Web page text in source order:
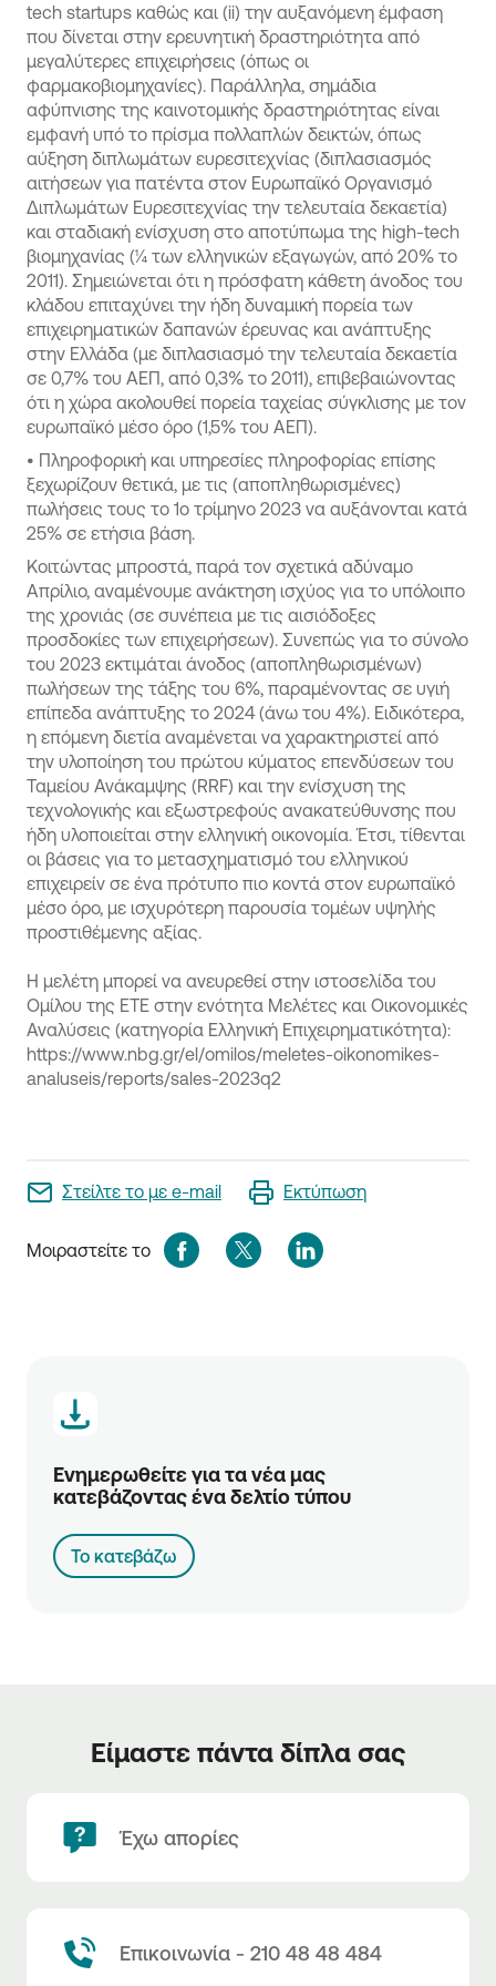
tech startups καθώς και (ii) την αυξανόμενη έμφαση
που δίνεται στην ερευνητική δραστηριότητα από
μεγαλύτερες επιχειρήσεις (όπως οι
φαρμακοβιομηχανίες). Παράλληλα, σημάδια
αφύπνισης της καινοτομικής δραστηριότητας είναι
εμφανή υπό το πρίσμα πολλαπλών δεικτών, όπως
αύξηση διπλωμάτων ευρεσιτεχνίας (διπλασιασμός
αιτήσεων για πατέντα στον Ευρωπαϊκό Οργανισμό
Διπλωμάτων Ευρεσιτεχνίας την τελευταία δεκαετία)
και σταδιακή ενίσχυση στο αποτύπωμα της high-tech
βιομηχανίας (¼ των ελληνικών εξαγωγών, από 20% το
2011). Σημειώνεται ότι η πρόσφατη κάθετη άνοδος του
κλάδου επιταχύνει την ήδη δυναμική πορεία των
επιχειρηματικών δαπανών έρευνας και ανάπτυξης
στην Ελλάδα (με διπλασιασμό την τελευταία δεκαετία
σε 0,7% του ΑΕΠ, από 0,3% το 2011), επιβεβαιώνοντας
ότι η χώρα ακολουθεί πορεία ταχείας σύγκλισης με τον
ευρωπαϊκό μέσο όρο (1,5% του ΑΕΠ).
• Πληροφορική και υπηρεσίες πληροφορίας επίσης
ξεχωρίζουν θετικά, με τις (αποπληθωρισμένες)
πωλήσεις τους το 1ο τρίμηνο 2023 να αυξάνονται κατά
25% σε ετήσια βάση.
Κοιτώντας μπροστά, παρά τον σχετικά αδύναμο
Απρίλιο, αναμένουμε ανάκτηση ισχύος για το υπόλοιπο
της χρονιάς (σε συνέπεια με τις αισιόδοξες
προσδοκίες των επιχειρήσεων). Συνεπώς για το σύνολο
του 2023 εκτιμάται άνοδος (αποπληθωρισμένων)
πωλήσεων της τάξης του 6%, παραμένοντας σε υγιή
επίπεδα ανάπτυξης το 2024 (άνω του 4%). Ειδικότερα,
η επόμενη διετία αναμένεται να χαρακτηριστεί από
την υλοποίηση του πρώτου κύματος επενδύσεων του
Ταμείου Ανάκαμψης (RRF) και την ενίσχυση της
τεχνολογικής και εξωστρεφούς ανακατεύθυνσης που
ήδη υλοποιείται στην ελληνική οικονομία. Έτσι, τίθενται
οι βάσεις για το μετασχηματισμό του ελληνικού
επιχειρείν σε ένα πρότυπο πιο κοντά στον ευρωπαϊκό
μέσο όρο, με ισχυρότερη παρουσία τομέων υψηλής
προστιθέμενης αξίας.
Η μελέτη μπορεί να ανευρεθεί στην ιστοσελίδα του
Ομίλου της ΕΤΕ στην ενότητα Μελέτες και Οικονομικές
Αναλύσεις (κατηγορία Ελληνική Επιχειρηματικότητα):
https://www.nbg.gr/el/omilos/meletes-oikonomikes-
analuseis/reports/sales-2023q2
Στείλτε το με e-mail Εκτύπωση
Μοιραστείτε το
Ενημερωθείτε για τα νέα μας
κατεβάζοντας ένα δελτίο τύπου
Το κατεβάζω
Είμαστε πάντα δίπλα σας
Έχω απορίες
Επικοινωνία - 210 48 48 484